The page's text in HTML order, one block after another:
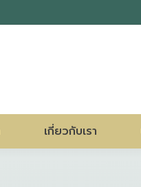
เกี่ยวกับเรา